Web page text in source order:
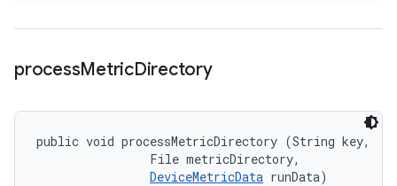
processMetricDirectory
public void processMetricDirectory (String key,
                File metricDirectory,
DeviceMetricData runData)